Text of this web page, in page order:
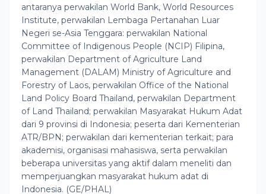
antaranya perwakilan World Bank, World Resources
Institute, perwakilan Lembaga Pertanahan Luar
Negeri se-Asia Tenggara: perwakilan National
Committee of Indigenous People (NCIP) Filipina,
perwakilan Department of Agriculture Land
Management (DALAM) Ministry of Agriculture and
Forestry of Laos, perwakilan Office of the National
Land Policy Board Thailand, perwakilan Department
of Land Thailand; perwakilan Masyarakat Hukum Adat
dari 9 provinsi di Indonesia; peserta dari Kementerian
ATR/BPN; perwakilan dari kementerian terkait; para
akademisi, organisasi mahasiswa, serta perwakilan
beberapa universitas yang aktif dalam meneliti dan
memperjuangkan masyarakat hukum adat di
Indonesia. (GE/PHAL)